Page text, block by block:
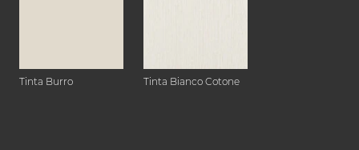
Tinta Burro Tinta Bianco Cotone